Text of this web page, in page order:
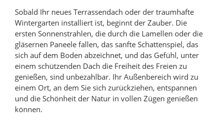
Sobald Ihr neues Terrassendach oder der traumhafte
Wintergarten installiert ist, beginnt der Zauber. Die
ersten Sonnenstrahlen, die durch die Lamellen oder die
gläsernen Paneele fallen, das sanfte Schattenspiel, das
sich auf dem Boden abzeichnet, und das Gefühl, unter
einem schützenden Dach die Freiheit des Freien zu
genießen, sind unbezahlbar. Ihr Außenbereich wird zu
einem Ort, an dem Sie sich zurückziehen, entspannen
und die Schönheit der Natur in vollen Zügen genießen
können.